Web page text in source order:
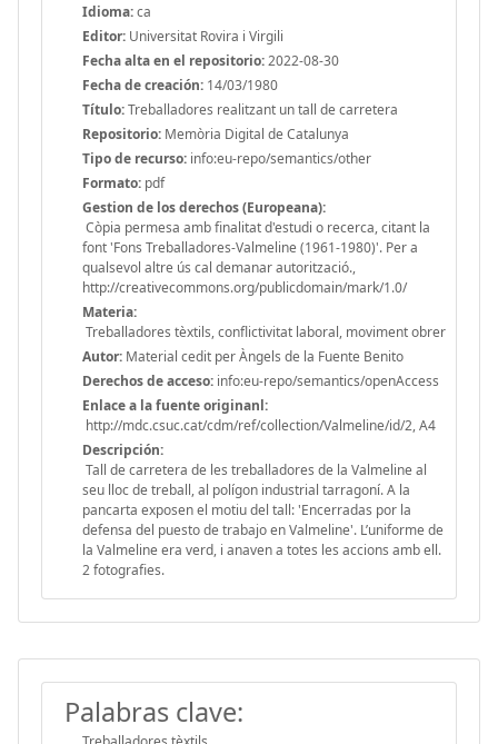
Idioma:ca
Editor: Universitat Rovira i Virgili
Fecha alta en el repositorio:2022-08-30
Fecha de creación: 14/03/1980
Título:Treballadores realitzant un tall de carretera
Repositorio: Memòria Digital de Catalunya
Tipo de recurso: info:eu-repo/semantics/other
Formato: pdf
Gestion de los derechos (Europeana):
Còpia permesa amb finalitat d'estudi o recerca, citant la
font 'Fons Treballadores-Valmeline (1961-1980)'. Per a
qualsevol altre ús cal demanar autorització.,
http://creativecommons.org/publicdomain/mark/1.0/
Materia:
Treballadores tèxtils, conflictivitat laboral, moviment obrer
Autor: Material cedit per Àngels de la Fuente Benito
Derechos de acceso: info:eu-repo/semantics/openAccess
Enlace a la fuente originanl:
http://mdc.csuc.cat/cdm/ref/collection/Valmeline/id/2, A4
Descripción:
Tall de carretera de les treballadores de la Valmeline al
seu lloc de treball, al polígon industrial tarragoní. A la
pancarta exposen el motiu del tall: 'Encerradas por la
defensa del puesto de trabajo en Valmeline'. L’uniforme de
la Valmeline era verd, i anaven a totes les accions amb ell.
2 fotografies.
Palabras clave: